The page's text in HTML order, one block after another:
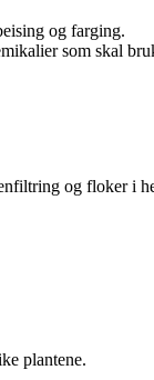
og farging.
som skal
og floker i
plantene.